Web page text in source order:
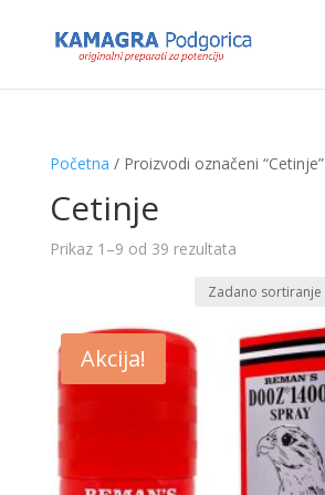
Početna / Proizvodi označeni “Cetinje”
Cetinje
Prikaz 1–9 od 39 rezultata
Akcija!